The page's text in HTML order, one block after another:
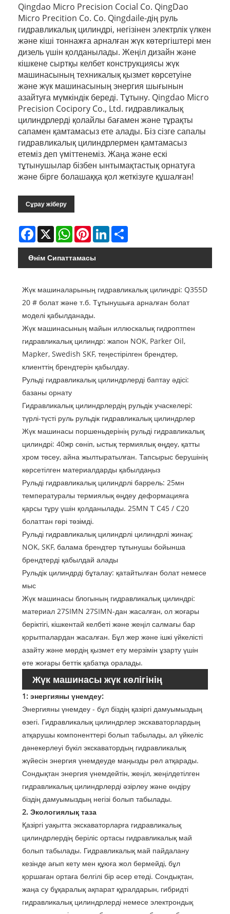
Qingdao Micro Precision Cocial Co. QingDao
Micro Precition Co. Co. Qingdaile-дің руль
гидравликалық цилиндрі, негізінен электрлік үлкен
және кіші тоннажға арналған жүк көтергіштері мен
дизель үшін қолданылады. Жеңіл дизайн және
кішкене сыртқы келбет конструкциясы жүк
машинасының техникалық қызмет көрсетуіне
және жүк машинасының энергия шығынын
азайтуға мүмкіндік береді. Тұтыну. Qingdao Micro
Precision Cocipory Co., Ltd. гидравликалық
цилиндрлерді қолайлы бағамен және тұрақты
сапамен қамтамасыз ете алады. Біз сізге сапалы
гидравликалық цилиндрлермен қамтамасыз
етеміз деп үміттенеміз. Жаңа және ескі
тұтынушылар бізбен ынтымақтастық орнатуға
және бірге болашаққа қол жеткізуге құшалған!
Сұрау жіберу
Facebook
X WhatsAppPinterestLinkedIn
Өнім Сипаттамасы
Жүк машиналарының гидравликалық цилиндрі: Q355D
20 # болат және т.б. Тұтынушыға арналған болат
моделі қабылданады.
Жүк машинасының майын иллюскалық гидроптпен
гидравликалық цилиндр: жапон NOK, Parker Oil,
Mapker, Swedish SKF, теңестірілген брендтер,
клиенттің брендтерін қабылдау.
Рульді гидравликалық цилиндрлерді баптау әдісі:
базаны орнату
Гидравликалық цилиндрлердің рульдік учаскелері:
түрлі-түсті руль рульдік гидравликалық цилиндрлер
Жүк машинасы поршеньдерінің рульді гидравликалық
цилиндрі: 40жр сөніп, ыстық термиялық өңдеу, қатты
хром төсеу, айна жылтыратылған. Тапсырыс берушінің
көрсетілген материалдарды қабылдаңыз
Рульді гидравликалық цилиндрлі баррель: 25мн
температуралы термиялық өңдеу деформацияға
қарсы тұру үшін қолданылады. 25MN T C45 / C20
болаттан гөрі төзімді.
Рульді гидравликалық цилиндрлі цилиндрлі жинақ:
NOK, SKF, балама брендтер тұтынушы бойынша
брендтерді қабылдай алады
Рульдік цилиндрді бұталау: қатайтылған болат немесе
мыс
Жүк машинасы блогының гидравликалық цилиндрі:
материал 27SIMN 27SIMN-дан жасалған, ол жоғары
беріктігі, кішкентай келбеті және жеңіл салмағы бар
қорытпалардан жасалған. Бұл жер және ішкі үйкелісті
азайту және мөрдің қызмет ету мерзімін ұзарту үшін
өте жоғары беттік қабатқа оралады.
Жүк машинасы жүк көлігінің
гидравликалық цилиндрінің техникалық
даму тенденциялары
1: энергияны үнемдеу:
Энергияны үнемдеу - бұл біздің қазіргі дамуымыздың
өзегі. Гидравликалық цилиндрлер экскаваторлардың
атқарушы компоненттері болып табылады, ал үйкеліс
дәнекерлеуі бүкіл экскаватордың гидравликалық
жүйесін энергия үнемдеуде маңызды рөл атқарады.
Сондықтан энергия үнемдейтін, жеңіл, жеңілдетілген
гидравликалық цилиндрлерді әзірлеу және өндіру
біздің дамуымыздың негізі болып табылады.
2. Экологиялық таза
Қазіргі уақытта экскаваторларға гидравликалық
цилиндрлердің беріліс ортасы гидравликалық май
болып табылады. Гидравликалық май пайдалану
кезінде ағып кету мен құюға жол бермейді, бұл
қоршаған ортаға белгілі бір әсер етеді. Сондықтан,
жаңа су бұқаралық ақпарат құралдарын, гибридті
гидравликалық цилиндрлерді немесе электрондық